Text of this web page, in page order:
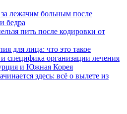
лежачим больным после
бедра
пить после кодировки от
для лица: что это такое
специфика организации лечения
и Южная Корея
здесь: всё о вылете из